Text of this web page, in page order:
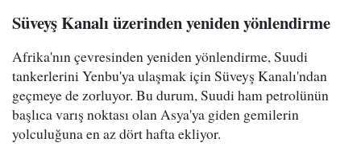
Süveyş Kanalı üzerinden yeniden yönlendirme
Afrika'nın çevresinden yeniden yönlendirme, Suudi
tankerlerini Yenbu'ya ulaşmak için Süveyş Kanalı'ndan
geçmeye de zorluyor. Bu durum, Suudi ham petrolünün
başlıca varış noktası olan Asya'ya giden gemilerin
yolculuğuna en az dört hafta ekliyor.